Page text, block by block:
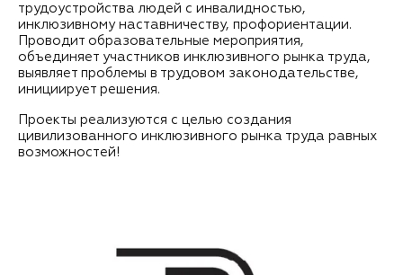
трудоустройства людей с инвалидностью,
инклюзивному наставничеству, профориентации.
Проводит образовательные мероприятия,
объединяет участников инклюзивного рынка труда,
выявляет проблемы в трудовом законодательстве,
инициирует решения.
Проекты реализуются с целью создания
цивилизованного инклюзивного рынка труда равных
возможностей!